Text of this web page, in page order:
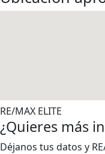
RE/MAX ELITE
¿Quieres más
Déjanos tus datos y